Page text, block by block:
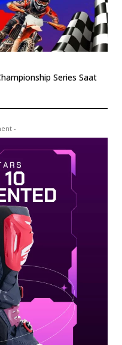
Series Saat
-